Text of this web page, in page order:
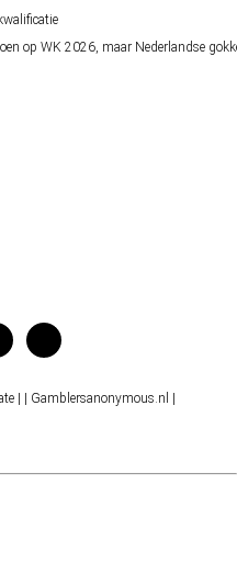
op WK 2026, maar Nederlandse
| | Gamblersanonymous.nl